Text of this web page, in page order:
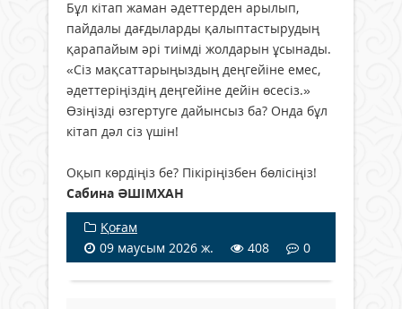
Бұл кітап жаман әдеттерден арылып,
пайдалы дағдыларды қалыптастырудың
қарапайым әрі тиімді жолдарын ұсынады.
«Сіз мақсаттарыңыздың деңгейіне емес,
әдеттеріңіздің деңгейіне дейін өсесіз.»
Өзіңізді өзгертуге дайынсыз ба? Онда бұл
кітап дәл сіз үшін!
Оқып көрдіңіз бе? Пікіріңізбен бөлісіңіз!
Сабина ӘШІМХАН
Қоғам
09 маусым 2026 ж.
408 0